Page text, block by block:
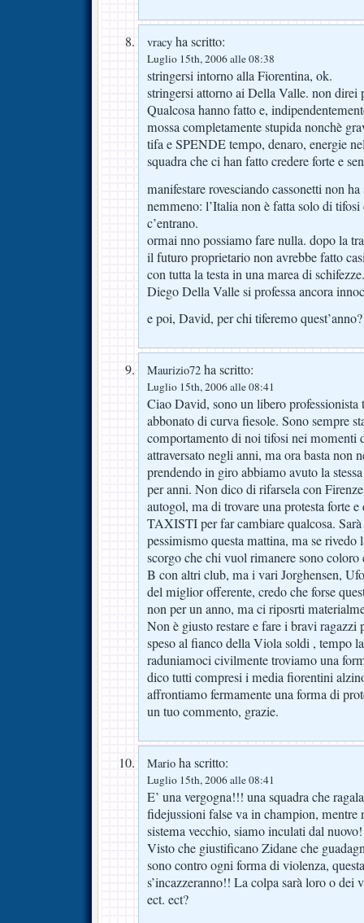
vracy ha scritto:
Luglio 15th, 2006 alle 08:38
stringersi intorno alla Fiorentina, ok.
stringersi attorno ai Della Valle. non direi
Qualcosa hanno fatto e,
mossa completamente stupida nonchè
tifa e SPENDE tempo, denaro, energie
squadra che ci han fatto credere forte e
manifestare rovesciando cassonetti non
nemmeno: l’Italia non è fatta solo di
c’entrano.
ormai nno possiamo fare nulla. dopo la
il futuro proprietario non avrebbe fatto
con tutta la testa in una marea di schifezze.
Diego Della Valle si professa ancora
e poi, David, per chi tiferemo
Maurizio72 ha scritto:
Luglio 15th, 2006 alle 08:41
Ciao David, sono un libero professionista
abbonato di curva fiesole. Sono sempre
comportamento di noi tifosi nei momenti
attraversato negli anni, ma ora basta non
prendendo in giro abbiamo avuto la
per anni. Non dico di rifarsela con
autogol, ma di trovare una protesta forte
TAXISTI per far cambiare qualcosa.
pessimismo questa mattina, ma se rivedo
scorgo che chi vuol rimanere sono coloro
B con altri club, ma i vari Jorghensen,
del miglior offerente, credo che forse
non per un anno, ma ci riposrti
Non è giusto restare e fare i bravi ragazzi
speso al fianco della Viola soldi , tempo
raduniamoci civilmente troviamo una
dico tutti compresi i media fiorentini
affrontiamo fermamente una forma di
un tuo commento, grazie.
Mario ha scritto:
Luglio 15th, 2006 alle 08:41
E’ una vergogna!!! una squadra che
fidejussioni false va in champion, mentre
sistema vecchio, siamo inculati dal
Visto che giustificano Zidane che
sono contro ogni forma di violenza,
s’incazzeranno!! La colpa sarà loro o dei
ect. ect?